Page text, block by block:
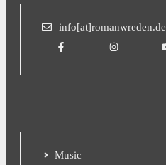
info[at]romanwreden.de
Music